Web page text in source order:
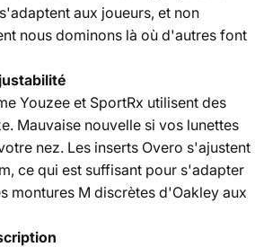
aux joueurs, et non
nous dominons là où d'autres font
Youzee et SportRx utilisent des
Mauvaise nouvelle si vos lunettes
nez. Les inserts Overo s'ajustent
ce qui est suffisant pour s'adapter
montures M discrètes d'Oakley aux